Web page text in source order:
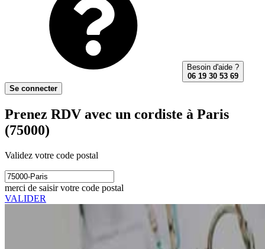
Besoin d'aide ?
06 19 30 53 69
Se connecter
Prenez RDV avec un cordiste à Paris
(75000)
Validez votre code postal
merci de saisir votre code postal
VALIDER